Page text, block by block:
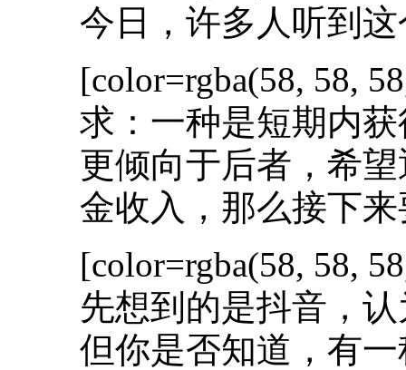
今日，许多人听到
[color=rgba(58, 58,
求：一种是短期内
更倾向于后者，希
金收入，那么接下
[color=rgba(58, 58,
先想到的是抖音，
但你是否知道，有